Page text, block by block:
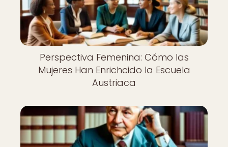
Perspectiva Femenina: Cómo las
Mujeres Han Enrichcido la Escuela
Austriaca